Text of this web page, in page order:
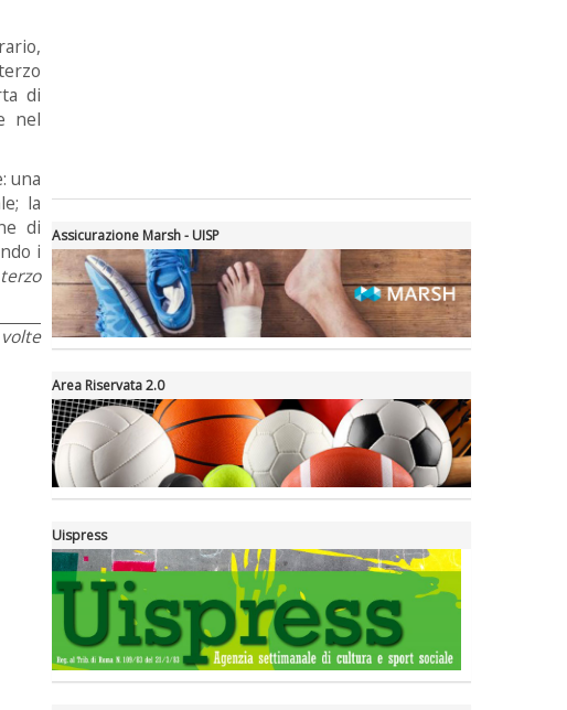
di
nel
una
la
di
i
Assicurazione Marsh - UISP
Area Riservata 2.0
Uispress